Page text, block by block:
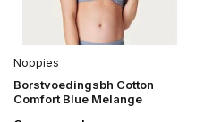
Noppies
Borstvoedingsbh Cotton
Comfort Blue Melange